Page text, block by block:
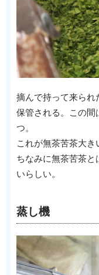
摘んで持って来ら
保管される。この
つ。
これが無茶苦茶大き
ちなみに無茶苦茶
いらしい。
蒸し機